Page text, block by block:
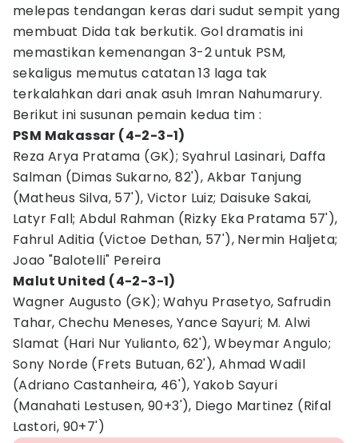
melepas tendangan keras dari sudut sempit yang
membuat Dida tak berkutik. Gol dramatis ini
memastikan kemenangan 3-2 untuk PSM,
sekaligus memutus catatan 13 laga tak
terkalahkan dari anak asuh Imran Nahumarury.
Berikut ini susunan pemain kedua tim :
PSM Makassar (4-2-3-1)
Reza Arya Pratama (GK); Syahrul Lasinari, Daffa
Salman (Dimas Sukarno, 82'), Akbar Tanjung
(Matheus Silva, 57'), Victor Luiz; Daisuke Sakai,
Latyr Fall; Abdul Rahman (Rizky Eka Pratama 57'),
Fahrul Aditia (Victoe Dethan, 57'), Nermin Haljeta;
Joao "Balotelli" Pereira
Malut United (4-2-3-1)
Wagner Augusto (GK); Wahyu Prasetyo, Safrudin
Tahar, Chechu Meneses, Yance Sayuri; M. Alwi
Slamat (Hari Nur Yulianto, 62'), Wbeymar Angulo;
Sony Norde (Frets Butuan, 62'), Ahmad Wadil
(Adriano Castanheira, 46'), Yakob Sayuri
(Manahati Lestusen, 90+3'), Diego Martinez (Rifal
Lastori, 90+7')